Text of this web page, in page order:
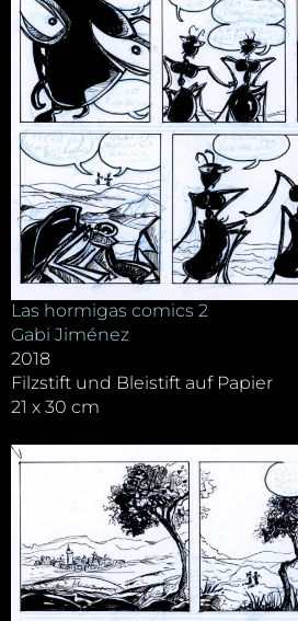
Las hormigas comics 2
Gabi Jiménez
2018
Filzstift und Bleistift auf Papier
21 x 30 cm